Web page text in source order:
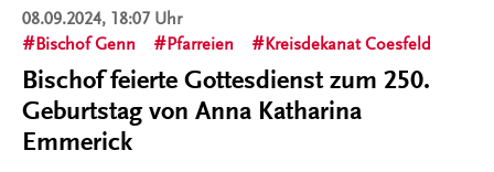
08.09.2024, 18:07 Uhr
Bischof Genn
Pfarreien Kreisdekanat Coesfeld
Bischof feierte Gottesdienst zum 250.
Geburtstag von Anna Katharina
Emmerick